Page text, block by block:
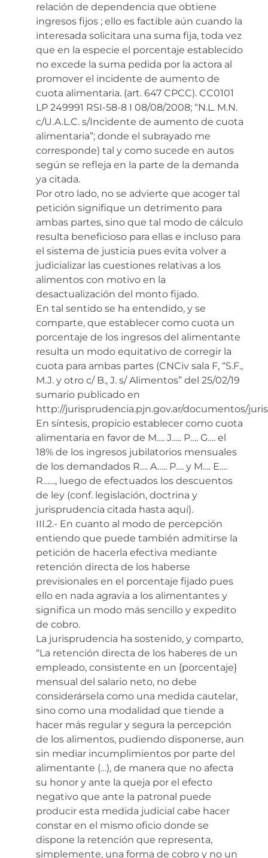
relación de dependencia que obtiene
ingresos fijos ; ello es factible aún cuando la
interesada solicitara una suma fija, toda vez
que en la especie el porcentaje establecido
no excede la suma pedida por la actora al
promover el incidente de aumento de
cuota alimentaria. (art. 647 CPCC). CC0101
LP 249991 RSI-58-8 I 08/08/2008; “N.L. M.N.
c/U.A.L.C. s/Incidente de aumento de cuota
alimentaria”; donde el subrayado me
corresponde) tal y como sucede en autos
según se refleja en la parte de la demanda
ya citada.
Por otro lado, no se advierte que acoger tal
petición signifique un detrimento para
ambas partes, sino que tal modo de cálculo
resulta beneficioso para ellas e incluso para
el sistema de justicia pues evita volver a
judicializar las cuestiones relativas a los
alimentos con motivo en la
desactualización del monto fijado.
En tal sentido se ha entendido, y se
comparte, que establecer como cuota un
porcentaje de los ingresos del alimentante
resulta un modo equitativo de corregir la
cuota para ambas partes (CNCiv sala F, “S.F.,
M.J. y otro c/ B., J. s/ Alimentos” del 25/02/19
sumario publicado en
http://jurisprudencia.pjn.gov.ar/documentos/
En síntesis, propicio establecer como cuota
alimentaria en favor de M…. J….. P…. G…. el
18% de los ingresos jubilatorios mensuales
de los demandados R…. A….. P…. y M…. E….
R……, luego de efectuados los descuentos
de ley (conf. legislación, doctrina y
jurisprudencia citada hasta aquí).
III.2.- En cuanto al modo de percepción
entiendo que puede también admitirse la
petición de hacerla efectiva mediante
retención directa de los haberse
previsionales en el porcentaje fijado pues
ello en nada agravia a los alimentantes y
significa un modo más sencillo y expedito
de cobro.
La jurisprudencia ha sostenido, y comparto,
“La retención directa de los haberes de un
empleado, consistente en un {porcentaje}
mensual del salario neto, no debe
considerársela como una medida cautelar,
sino como una modalidad que tiende a
hacer más regular y segura la percepción
de los alimentos, pudiendo disponerse, aun
sin mediar incumplimientos por parte del
alimentante (…), de manera que no afecta
su honor y ante la queja por el efecto
negativo que ante la patronal puede
producir esta medida judicial cabe hacer
constar en el mismo oficio donde se
dispone la retención que representa,
simplemente, una forma de cobro y no un